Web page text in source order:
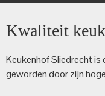
Kwaliteit
Keukenhof Sliedrecht is
geworden door zijn